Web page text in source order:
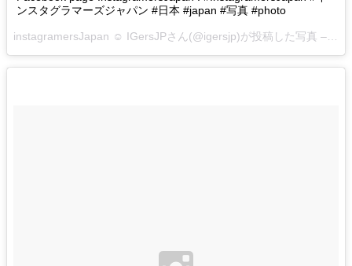
ンスタグラマーズジャパン #日本 #japan #写真 #photo